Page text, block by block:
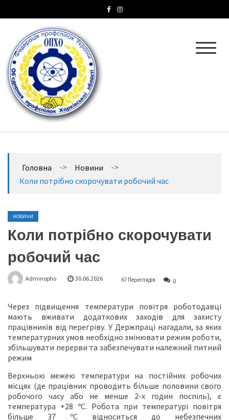
Головна -> Новини
->
Коли потрібно скорочувати робочий час
НОВИНИ
Коли потрібно скорочувати
робочий час
Adminopho 30.06.2026 67 Переглядів 0
Через підвищення температури повітря роботодавці
мають вживати додаткових заходів для захисту
працівників від перегріву. У Держпраці нагадали, за яких
температурних умов необхідно змінювати режим роботи,
збільшувати перерви та забезпечувати належний питний
режим
Верхньою межею температури на постійних робочих
місцях (де працівник проводить більше половини свого
робочого часу або не менше 2-х годин поспіль), є
температура +28 ºС. Робота при температурі повітря
більше 37 ºС відноситься до небезпечних